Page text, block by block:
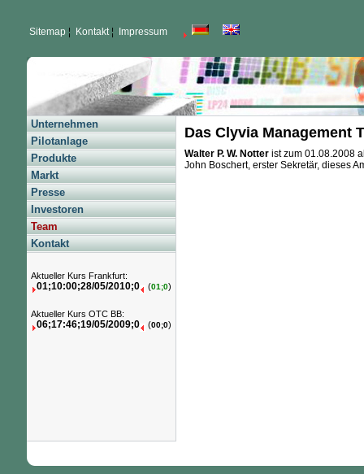
Sitemap¦ Kontakt¦ Impressum
Unternehmen
Pilotanlage
Produkte
Markt
Presse
Investoren
Team
Kontakt
Aktueller Kurs Frankfurt:
01;10:00;28/05/2010;0 (01;0)
Aktueller Kurs OTC BB:
06;17:46;19/05/2009;0 (00;0)
Das Clyvia Management
Walter P. W. Notterist zum 01.08.2008
John Boschert, erster Sekretär, dieses